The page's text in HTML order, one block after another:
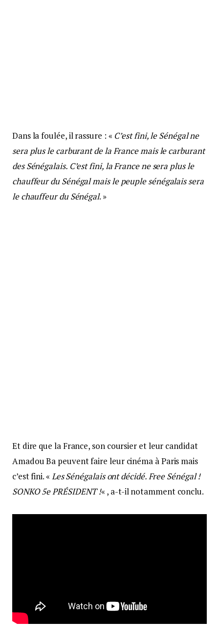
Dans la foulée, il rassure : « C’est fini, le Sénégal ne
sera plus le carburant de la France mais le carburant
des Sénégalais. C’est fini, la France ne sera plus le
chauffeur du Sénégal mais le peuple sénégalais sera
le chauffeur du Sénégal. »
Et dire que la France, son coursier et leur candidat
Amadou Ba peuvent faire leur cinéma à Paris mais
c’est fini. « Les Sénégalais ont décidé. Free Sénégal !
SONKO 5e PRÉSIDENT !« , a-t-il notamment conclu.